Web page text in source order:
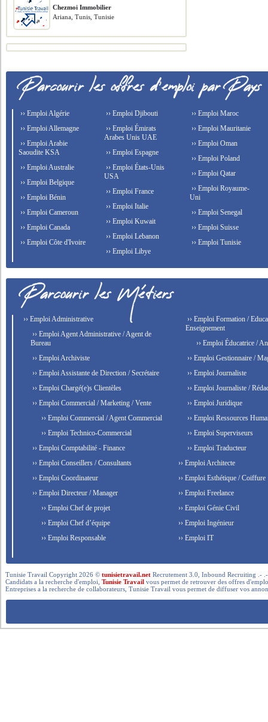
Chezmoi Immobilier
Ariana, Tunis, Tunisie
›› Emploi Algérie
›› Emploi Allemagne
›› Emploi Arabie
Saoudite KSA
›› Emploi Australie
›› Emploi Belgique
›› Emploi Bénin
›› Emploi Cameroun
›› Emploi Canada
›› Emploi Côte d'Ivoire
›› Emploi Djibouti
›› Emploi Émirats
Arabes Unis UAE
›› Emploi Espagne
›› Emploi États-Unis
USA
›› Emploi France
›› Emploi Italie
›› Emploi Kuwait
›› Emploi Lebanon
›› Emploi Libye
›› Emploi Maroc
›› Emploi Mauritanie
›› Emploi Oman
›› Emploi Poland
›› Emploi Qatar
›› Emploi Royaume-
Uni
›› Emploi Senegal
›› Emploi Suisse
›› Emploi Tunisie
›› Emploi Administrative
›› Emploi Agent Administrative / Agent de
Bureau
›› Emploi Archiviste
›› Emploi Assistante de Direction / Secrétaire
›› Emploi Chargé(e)s Clientèles
›› Emploi Commercial / Marketing / Vente
›› Emploi Commercial / Agent Commercial
›› Emploi Technico-Commercial
›› Emploi Comptabilité - Finance
›› Emploi Conseillers / Consultants
›› Emploi Coordinateur
›› Emploi Directeur / Manager
›› Emploi Chef de projet
›› Emploi Chef d’équipe
›› Emploi Responsable
›› Emploi Formation /
Enseignement
›› Emploi Éducatrice /
›› Emploi Gestionnaire /
›› Emploi Journaliste
›› Emploi Journaliste /
›› Emploi Juridique
›› Emploi Ressources
›› Emploi Superviseurs
›› Emploi Traducteur
›› Emploi Architecte
›› Emploi Esthétique / Coiffure
›› Emploi Freelance
›› Emploi Génie Civil
›› Emploi Ingénieur
›› Emploi IT
Tunisie Travail Copyright 2026 ©tunisietravail.net Recrutement 3.0, Inbound Recruiting .-
Candidats a la recherche d'emploi,Tunisie Travail vous permet de retrouver des offres
Entreprises a la recherche de collaborateurs, Tunisie Travail vous permet de diffuser vos